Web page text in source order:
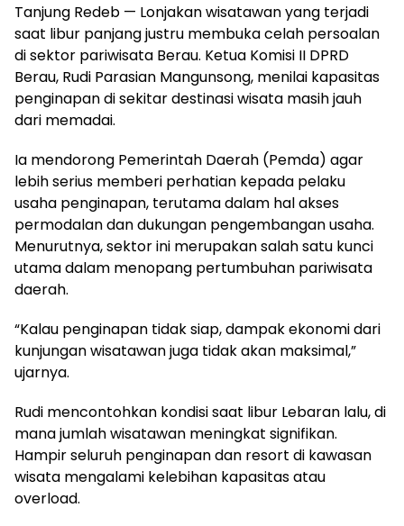
Tanjung Redeb — Lonjakan wisatawan yang terjadi
saat libur panjang justru membuka celah persoalan
di sektor pariwisata Berau. Ketua Komisi II DPRD
Berau, Rudi Parasian Mangunsong, menilai kapasitas
penginapan di sekitar destinasi wisata masih jauh
dari memadai.
Ia mendorong Pemerintah Daerah (Pemda) agar
lebih serius memberi perhatian kepada pelaku
usaha penginapan, terutama dalam hal akses
permodalan dan dukungan pengembangan usaha.
Menurutnya, sektor ini merupakan salah satu kunci
utama dalam menopang pertumbuhan pariwisata
daerah.
“Kalau penginapan tidak siap, dampak ekonomi dari
kunjungan wisatawan juga tidak akan maksimal,”
ujarnya.
Rudi mencontohkan kondisi saat libur Lebaran lalu, di
mana jumlah wisatawan meningkat signifikan.
Hampir seluruh penginapan dan resort di kawasan
wisata mengalami kelebihan kapasitas atau
overload.